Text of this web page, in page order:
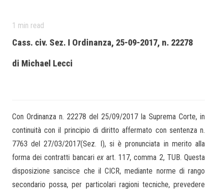
1 min read
Cass. civ. Sez. I Ordinanza, 25-09-2017, n. 22278
di Michael Lecci
Con Ordinanza n. 22278 del 25/09/2017 la Suprema Corte, in
continuità con il principio di diritto affermato con sentenza n.
7763 del 27/03/2017(Sez. I), si è pronunciata in merito alla
forma dei contratti bancari exart. 117, comma 2, TUB. Questa
disposizione sancisce che il CICR, mediante norme di rango
secondario possa, per particolari ragioni tecniche, prevedere